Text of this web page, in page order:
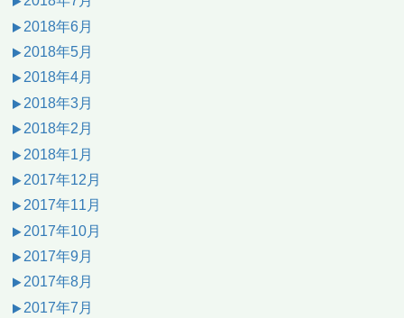
2018年6月
2018年5月
2018年4月
2018年3月
2018年2月
2018年1月
2017年12月
2017年11月
2017年10月
2017年9月
2017年8月
2017年7月